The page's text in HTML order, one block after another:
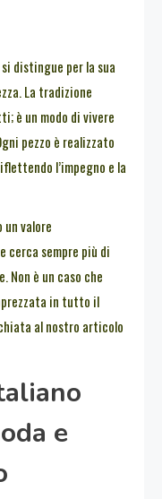
distingue per la sua
La tradizione
è un modo di vivere
pezzo è realizzato
l’impegno e la
valore
cerca sempre più di
Non è un caso che
in tutto il
al nostro articolo
e